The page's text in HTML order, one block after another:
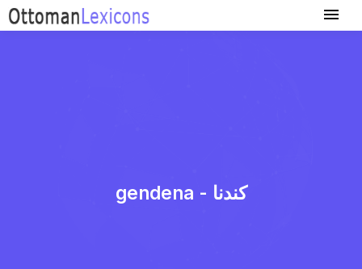
gendena - كندنا